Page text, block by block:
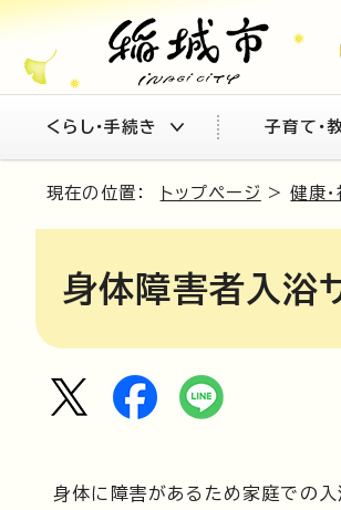
くらし・手続き 子育て・
現在の位置： トップページ >健康
身体障害者入浴
身体に障害があるため家庭での